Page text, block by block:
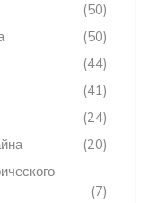
(50)
(50)
(44)
(41)
(24)
(20)
(7)